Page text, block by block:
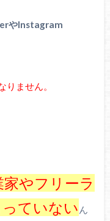
やInstagram
ません。
やフリーラ
ていない ん